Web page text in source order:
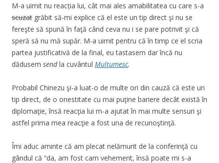
M-a uimit nu reacția lui, cât mai ales amabilitatea cu care s-a
scuzat grăbit să-mi explice că el este un tip direct şi nu se
fereşte să spună în faţă când ceva nu i se pare potrivit şi că
speră să nu mă supăr. M-a uimit pentru că în timp ce el scria
partea justificativă de la final, eu tastasem dar încă nu
dădusem sendla cuvântul Mulţumesc.
Probabil Chinezu şi-a luat-o de multe ori din cauză că este un
tip direct, de o onestitate cu mai puţine bariere decât există în
diplomaţie, însă reacţia lui m-a ajutat în mai multe sensuri şi
astfel prima mea reacţie a fost una de recunoştinţă.
Îmi aduc aminte că am plecat nelămurit de la conferinţă cu
gândul că “da, am fost cam vehement, însă poate mi s-a